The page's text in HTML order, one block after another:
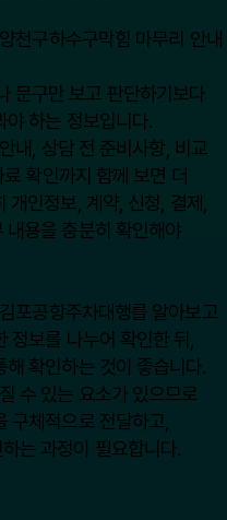
구하수구막힘 마무리 안내
문구만 보고 판단하기보다
야 하는 정보입니다.
, 상담 전 준비사항, 비교
확인까지 함께 보면 더
인정보, 계약, 신청, 결제,
내용을 충분히 확인해야
공항주차대행를 알아보고
보를 나누어 확인한 뒤,
확인하는 것이 좋습니다.
수 있는 요소가 있으므로
구체적으로 전달하고,
는 과정이 필요합니다.